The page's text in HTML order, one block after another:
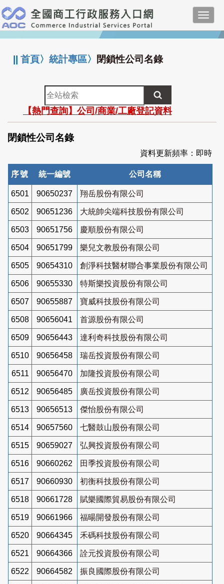
跳
到
主
要
:::
||首頁〉統計專區〉 閉鎖性公司名錄
全
站
檢
索
【熱門查詢】公司/商業/工廠登記資料
閉鎖性公司名錄
資料更新頻率：即時
序號 統一編號 公司名稱
6501 90650237 翔岳股份有限公司
6502 90651236 大統帥尖端科技股份有限公司
6503 90651756 慶順股份有限公司
6504 90651799 樂兒文教股份有限公司
6505 90654310 創淨科技醫材聯合事業股份有限公司
6506 90655330 特斯樂投資股份有限公司
6507 90655887 寶威科技股份有限公司
6508 90656041 首源股份有限公司
6509 90656443 達利奇科技股份有限公司
6510 90656458 瑞岳投資股份有限公司
6511 90656470 加隆投資股份有限公司
6512 90656485 廣岳投資股份有限公司
6513 90656513 傑怡股份有限公司
6514 90657560 七醫鼓山股份有限公司
6515 90659027 弘興投資股份有限公司
6516 90660262 田季投資股份有限公司
6517 90660930 初衡科技股份有限公司
6518 90661728 賦樂國際貿易股份有限公司
6519 90661966 福暘開發股份有限公司
6520 90664345 禾碼科技股份有限公司
6521 90664366 詮元投資股份有限公司
6522 90664582 振良國際股份有限公司